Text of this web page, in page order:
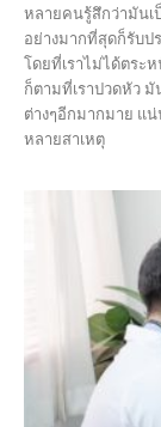
หลายคนรู้สึกว่ามันเ
อย่างมากที่สุดก็รับป
โดยที่เราไม่ได้ตระ
ก็ตามที่เราปวดหัว
ต่างๆอีกมากมาย แ
หลายสาเหตุ